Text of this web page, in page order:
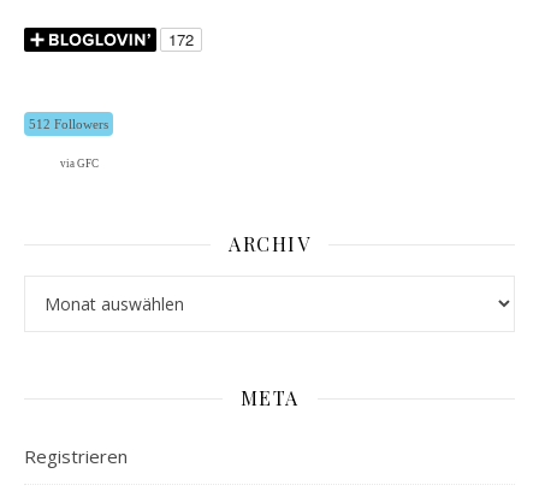
512 Followers
via GFC
ARCHIV
META
Registrieren